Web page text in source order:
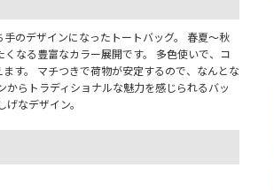
のデザインになったトートバッグ。 春夏〜秋
なる豊富なカラー展開です。 多色使いで、コ
す。 マチつきで荷物が安定するので、なんとな
からトラディショナルな魅力を感じられるバッ
なデザイン。